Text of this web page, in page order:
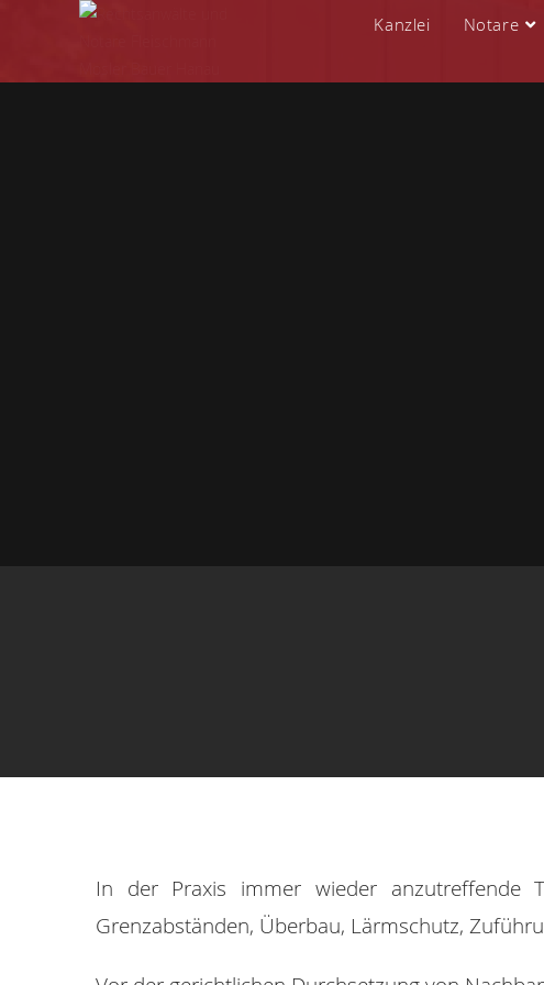
Kanzlei Notare
In der Praxis immer wieder anzutreffende
Grenzabständen, Überbau, Lärmschutz,